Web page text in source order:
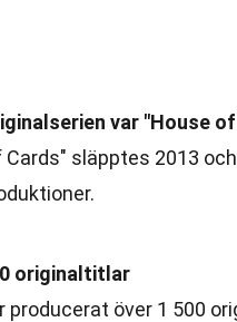
var "House
Cards" släpptes 2013
originaltitlar
producerat över 1 500